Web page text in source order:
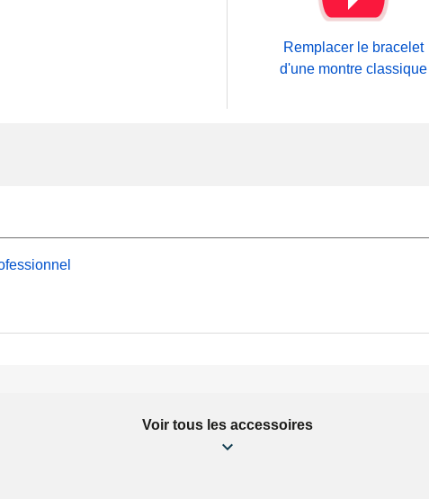
Remplacer le bracelet
d'une montre classique
Voir tous les accessoires